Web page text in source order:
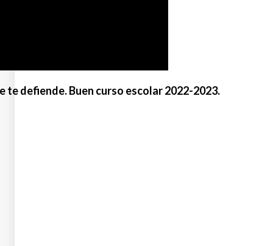
te defiende. Buen curso escolar 2022-2023.